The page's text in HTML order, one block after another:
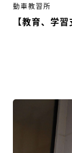
動車教習所
【教育、学